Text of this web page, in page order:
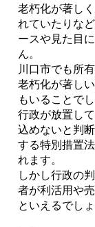
老朽化が著し
れていたりな
ースや見た目
ん。
川口市でも所
老朽化が著し
もいることでし
行政が放置し
込めないと判
する特別措置
れます。
しかし行政の
者が利活用や
といえるでしょ